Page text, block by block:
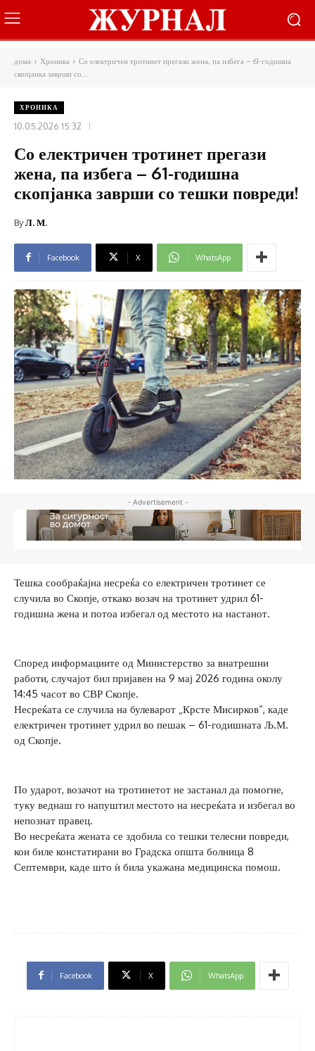
дома Хроника
Со електричен тротинет прегази жена, па избега – 61-годишна
скопјанка заврши со...
ХРОНИКА
10.05.2026 15:32
Со електричен тротинет прегази
жена, па избега – 61-годишна
скопјанка заврши со тешки повреди!
ByЛ. М.
Facebook X WhatsApp
- Advertisement -
Тешка сообраќајна несреќа со електричен тротинет се
случила во Скопје, откако возач на тротинет удрил 61-
годишна жена и потоа избегал од местото на настанот.
Според информациите од Министерство за внатрешни
работи, случајот бил пријавен на 9 мај 2026 година околу
14:45 часот во СВР Скопје.
Несреќата се случила на булеварот „Крсте Мисирков“, каде
електричен тротинет удрил во пешак – 61-годишната Љ.М.
од Скопје.
По ударот, возачот на тротинетот не застанал да помогне,
туку веднаш го напуштил местото на несреќата и избегал во
непознат правец.
Во несреќата жената се здобила со тешки телесни повреди,
кои биле констатирани во Градска општа болница 8
Септември, каде што ѝ била укажана медицинска помош.
Facebook X WhatsApp